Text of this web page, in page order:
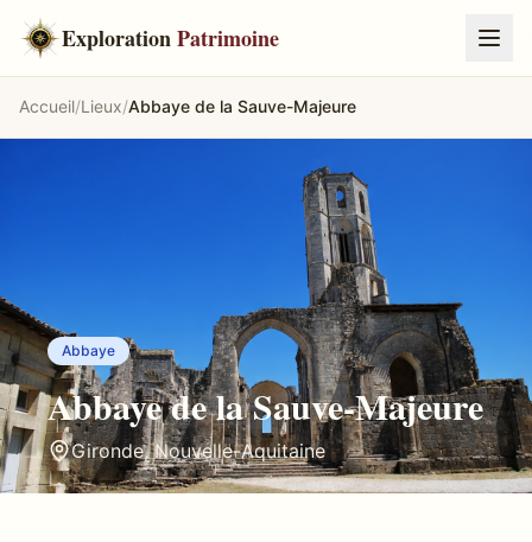
ExplorationPatrimoine
Accueil/Lieux/Abbaye de la Sauve-Majeure
Abbaye
Abbaye de la Sauve-Majeure
Gironde,Nouvelle-Aquitaine